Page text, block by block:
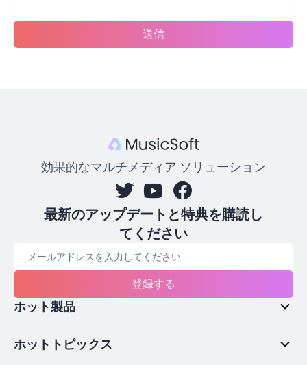
送信
効果的なマルチメディア ソリューション
最新のアップデートと特典を購読し
てください
登録する
ホット製品
ホットトピックス